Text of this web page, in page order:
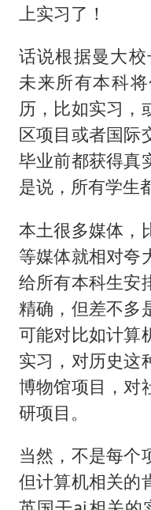
上实习了！
话说根据曼大校
未来所有本科
历，比如实习，
区项目或者国际
毕业前都获得真
是说，所有学生
本土很多媒体，
等媒体就相对夸
给所有本科生安
精确，但差不多
可能对比如计算
实习，对历史这
博物馆项目，对
研项目。
当然，不是每个
但计算机相关的